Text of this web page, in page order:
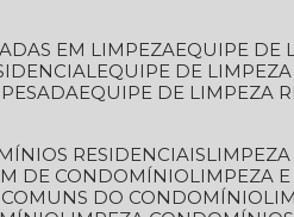
EM LIMPEZA EQUIPE
EQUIPE DE
EQUIPE DE LIMPEZA
RESIDENCIAIS
DE CONDOMÍNIO
LIMPEZA
COMUNS DO CONDOMÍNIO